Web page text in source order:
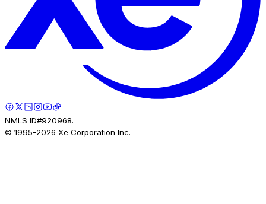
NMLS ID#920968.
© 1995-2026 Xe Corporation Inc.